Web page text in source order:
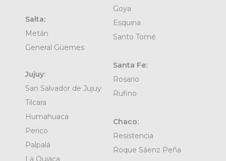
Salta:
Metán
General Güemes
Jujuy:
San Salvador de Jujuy
Tilcara
Humahuaca
Perico
Palpalá
La Quiaca
Goya
Esquina
Santo Tomé
Santa Fe:
Rosario
Rufino
Chaco:
Resistencia
Roque Sáenz Peña